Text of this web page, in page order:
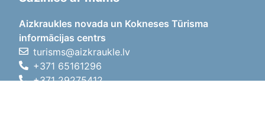
Aizkraukles novada un Kokneses Tūrisma
informācijas centrs
turisms@aizkraukle.lv
+371 65161296
+371 29275412